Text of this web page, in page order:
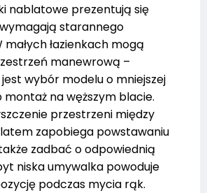
nablatowe prezentują się
starannego
małych łazienkach mogą
manewrową –
wybór modelu o mniejszej
montaż na węższym blacie.
przestrzeni między
zapobiega powstawaniu
zadbać o odpowiednią
niska umywalka powoduje
podczas mycia rąk.